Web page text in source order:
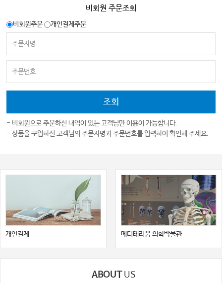
비회원 주문조회
비회원주문 개인결제주문
- 비회원으로 주문하신 내역이 있는 고객님만 이용이 가능합니다.
- 상품을 구입하신 고객님의 주문자명과 주문번호를 입력하여 확인해 주세요.
개인결제 메디테리움 의학박물관
ABOUTUS